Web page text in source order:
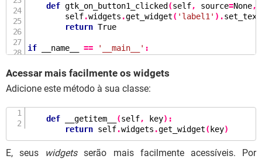
def gtk_on_button1_clicked (self, source=None,
        self
.widgets .get_widget( 'label1' ).set_text
return True
if __name__ == '__main__' :
    gtk
. main ()
Acessar mais facilmente os widgets
Adicione este método à sua classe:
def __getitem__ (self, key):
return self.widgets .get_widget( key)
E, seus widgetsserão mais facilmente acessíveis. Por